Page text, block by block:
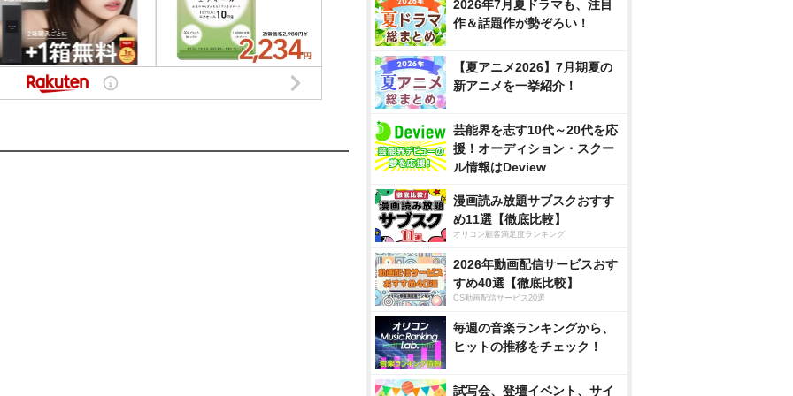
2026年7月夏ドラマも、注目
作＆話題作が勢ぞろい！
【夏アニメ2026】7月期夏の
新アニメを一挙紹介！
芸能界を志す10代～20代を応
援！オーディション・スクー
ル情報はDeview
漫画読み放題サブスクおすす
め11選【徹底比較】
オリコン顧客満足度ランキング
2026年動画配信サービスおす
すめ40選【徹底比較】
CS動画配信サービス20選
毎週の音楽ランキングから、
ヒットの推移をチェック！
試写会、登壇イベント、サイ